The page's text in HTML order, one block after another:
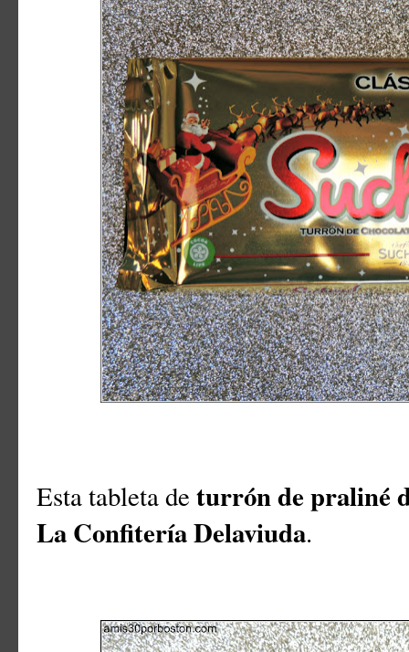
Esta tableta de turrón de praliné
La Confitería Delaviuda.